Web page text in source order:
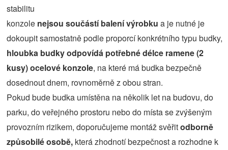
stabilitu
konzole nejsou součástí balení výrobku a je nutné je
dokoupit samostatně podle proporcí konkrétního typu budky,
hloubka budky odpovídá potřebné délce ramene (2
kusy) ocelové konzole, na které má budka bezpečně
dosednout dnem, rovnoměrně z obou stran.
Pokud bude budka umístěna na několik let na budovu, do
parku, do veřejného prostoru nebo do místa se zvýšeným
provozním rizikem, doporučujeme montáž svěřitodborně
způsobilé osobě, která zhodnotí bezpečnost a rozhodne k